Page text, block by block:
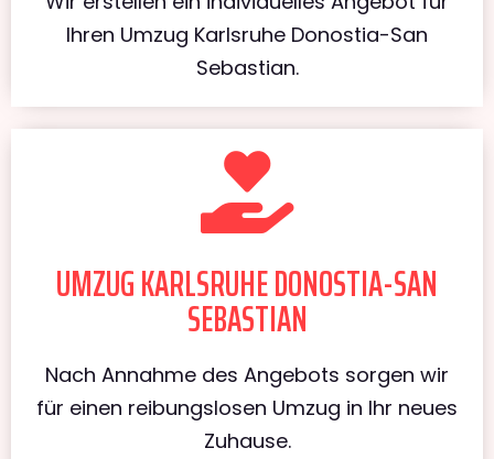
Ihren Umzug Karlsruhe Donostia-San
Sebastian.
UMZUG KARLSRUHE DONOSTIA-SAN
SEBASTIAN
Nach Annahme des Angebots sorgen wir
für einen reibungslosen Umzug in Ihr neues
Zuhause.